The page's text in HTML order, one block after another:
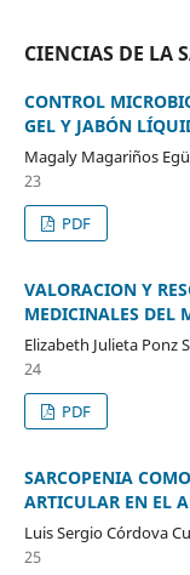
CIENCIAS DE LA
CONTROL
GEL Y JABÓN
Magaly Magariños
23
PDF
VALORACION Y
MEDICINALES DEL
Elizabeth Julieta Ponz
24
PDF
SARCOPENIA
ARTICULAR EN EL
Luis Sergio Córdova
25